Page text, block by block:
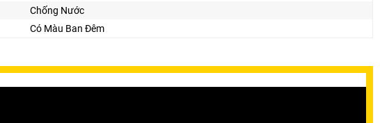
Chống Nước
Có Màu Ban Ðêm